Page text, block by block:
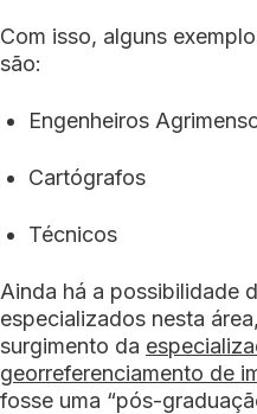
Com isso, alguns
são:
Engenheiros
Cartógrafos
Técnicos
Ainda há a possibilidade
especializados nesta
surgimento da
georreferenciamento de
fosse uma “pós-